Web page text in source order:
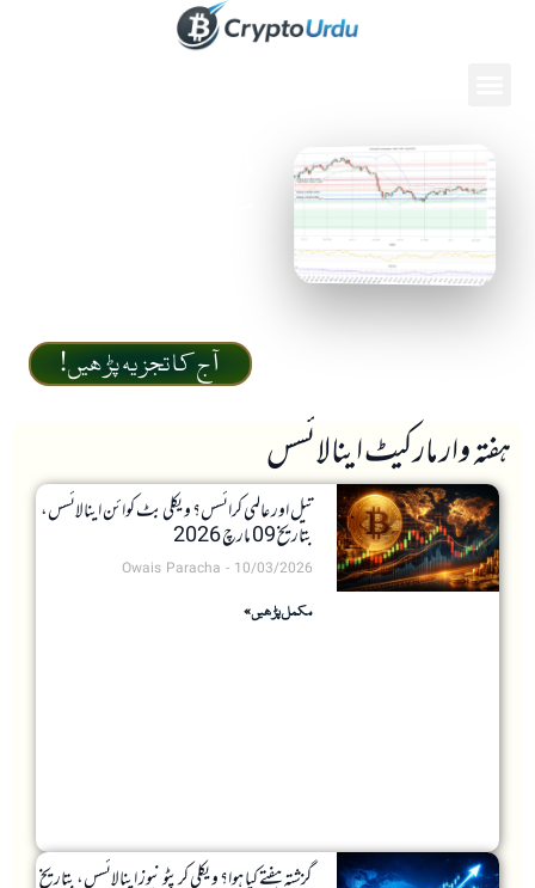
آج کا تجزیہ پڑھیں!
ہفتہ وار مارکیٹ اینالائسس
تیل اور عالمی کرائسس؟ ویکلی بٹ کوائن اینالائسس،
بتاریخ 09 مارچ 2026
Owais Paracha 10/03/2026
مکمل پڑھیں »
گزشتہ ہفتے کیا ہوا؟ ویکلی کرپٹو نیوز اینالائسس، بتاریخ